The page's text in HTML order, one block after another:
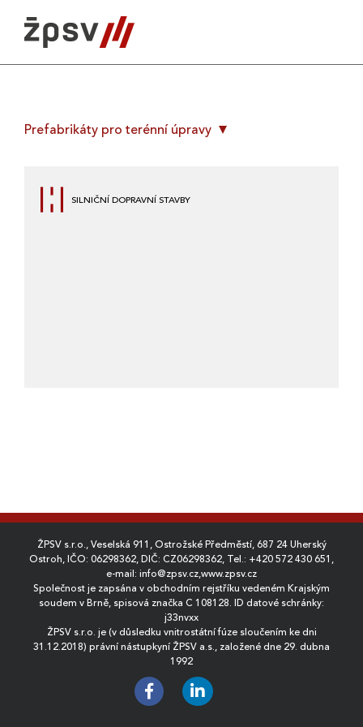
content
Prefabrikáty pro terénní úpravy
SILNIČNÍ DOPRAVNÍ STAVBY
ŽPSV s.r.o., Veselská 911, Ostrožské Předměstí, 687 24 Uherský
Ostroh, IČO: 06298362, DIČ: CZ06298362, Tel.: +420 572 430 651 ,
e-mail: info@zpsv.cz,www.zpsv.cz
Společnost je zapsána v obchodním rejstříku vedeném Krajským
soudem v Brně, spisová značka C 108128. ID datové schránky:
j33nvxx
ŽPSV s.r.o. je (v důsledku vnitrostátní fúze sloučením ke dni
31.12.2018) právní nástupkyní ŽPSV a.s., založené dne 29. dubna
1992